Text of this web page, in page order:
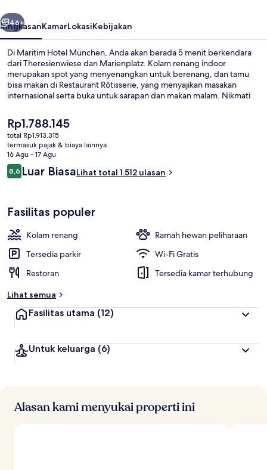
Berikutnya
46+
RingkasanKamarLokasiKebijakan
Di Maritim Hotel München, Anda akan berada 5 menit berkendara
dari Theresienwiese dan Marienplatz. Kolam renang indoor
merupakan spot yang menyenangkan untuk berenang, dan tamu
bisa makan di Restaurant Rôtisserie, yang menyajikan masakan
internasional serta buka untuk sarapan dan makan malam. Nikmati
pusat kebugaran, dan sauna. Staf dan sarapan mendapatkan nilai
yang bagus dari para traveler. Properti ini berada dekat dengan
transportasi umum: Pemberhentian Trem Stasiun Pusat Munich
berjarak 4 menit dan U-Bahn Central berjarak 4 menit.
Harga
saat
ini
Rp1.788.145
Rp1.788.145
total Rp1.913.315
termasuk pajak & biaya lainnya
16 Agu - 17 Agu
Ulasan
8,68,6 dari 10
Luar BiasaLihat total 1.512 ulasan
Fasilitas populer
Kolam renang
Ramah hewan peliharaan
Tersedia parkir
Wi-Fi Gratis
Restoran
Tersedia kamar terhubung
Lihat semua
Fasilitas utama (12)
Untuk keluarga (6)
Alasan kami menyukai properti ini